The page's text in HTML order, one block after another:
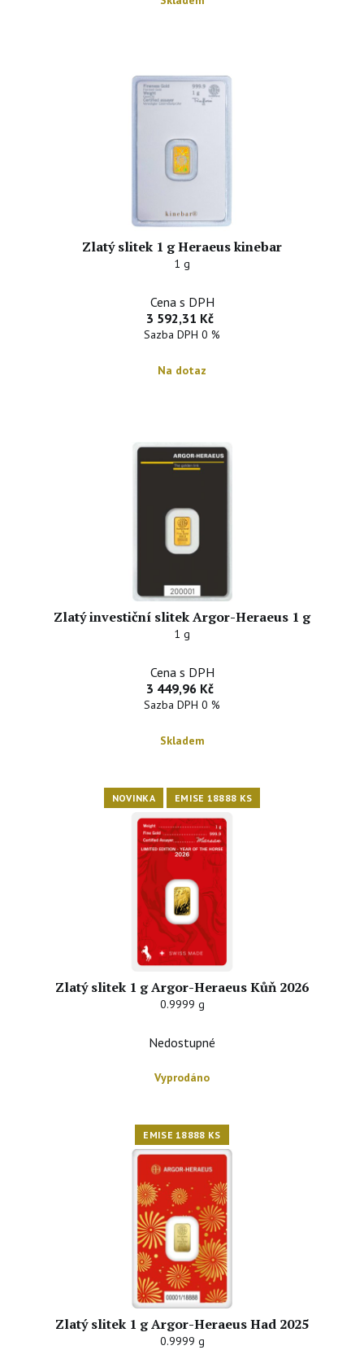
Zlatý slitek 1 g Heraeus kinebar
1 g
Cena s DPH
3 592,31 Kč
Sazba DPH 0 %
Na dotaz
Zlatý investiční slitek Argor-Heraeus 1 g
1 g
Cena s DPH
3 449,96 Kč
Sazba DPH 0 %
Skladem
NOVINKA EMISE 18888 KS
Zlatý slitek 1 g Argor-Heraeus Kůň 2026
0.9999 g
Nedostupné
Vyprodáno
EMISE 18888 KS
Zlatý slitek 1 g Argor-Heraeus Had 2025
0.9999 g